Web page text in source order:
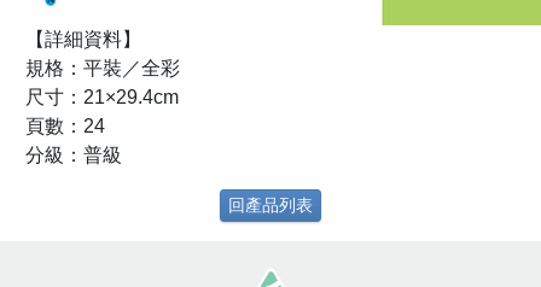
【詳細資料】
規格：平裝／全彩
尺寸：21×29.4cm
頁數：24
分級：普級
回產品列表